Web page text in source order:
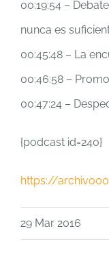
00:19:54 –
nunca es
00:45:48 – La
00:46:58 – Promo
00:47:24 –
{podcast id=240}
https://
29 Mar 2016